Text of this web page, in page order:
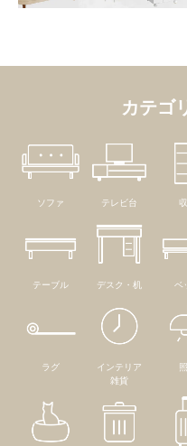
カテゴ
ソファ テレビ台
テーブル デスク・机 ベ
ラグ
インテリア
雑貨